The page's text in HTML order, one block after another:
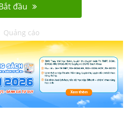
đầu
Quảng cáo